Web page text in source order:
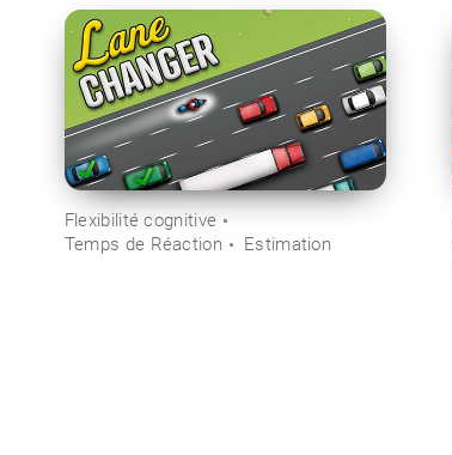
Flexibilité cognitive
Temps de Réaction
Estimation